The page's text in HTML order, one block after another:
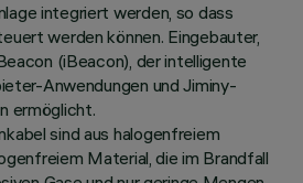
integriert werden, so dass
werden können. Eingebauter,
(iBeacon), der intelligente
Anwendungen und Jiminy-
ermöglicht.
sind aus halogenfreiem
Material, die im Brandfall